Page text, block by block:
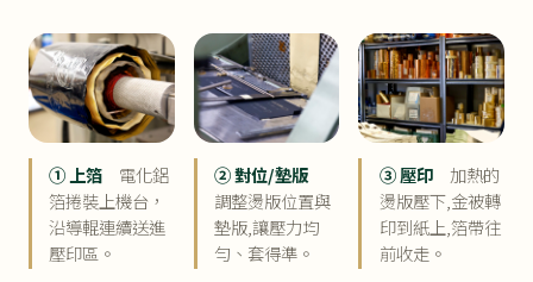
① 上箔 電化鋁
箔捲裝上機台，
沿導輥連續送進
壓印區。
② 對位/墊版
調整燙版位置與
墊版,讓壓力均
勻、套得準。
③ 壓印加熱的
燙版壓下,金被轉
印到紙上,箔帶往
前收走。